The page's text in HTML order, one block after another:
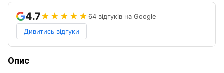
4.7★★★★★64 відгуків на Google
Дивитись відгуки
Опис